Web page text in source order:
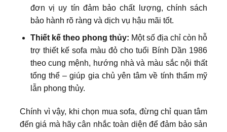
đơn vị uy tín đảm bảo chất lượng, chính sách
bảo hành rõ ràng và dịch vụ hậu mãi tốt.
Thiết kế theo phong thủy: Một số địa chỉ còn hỗ
trợ thiết kế sofa màu đỏ cho tuổi Bính Dần 1986
theo cung mệnh, hướng nhà và màu sắc nội thất
tổng thể – giúp gia chủ yên tâm về tính thẩm mỹ
lẫn phong thủy.
Chính vì vậy, khi chọn mua sofa, đừng chỉ quan tâm
đến giá mà hãy cân nhắc toàn diện để đảm bảo sản